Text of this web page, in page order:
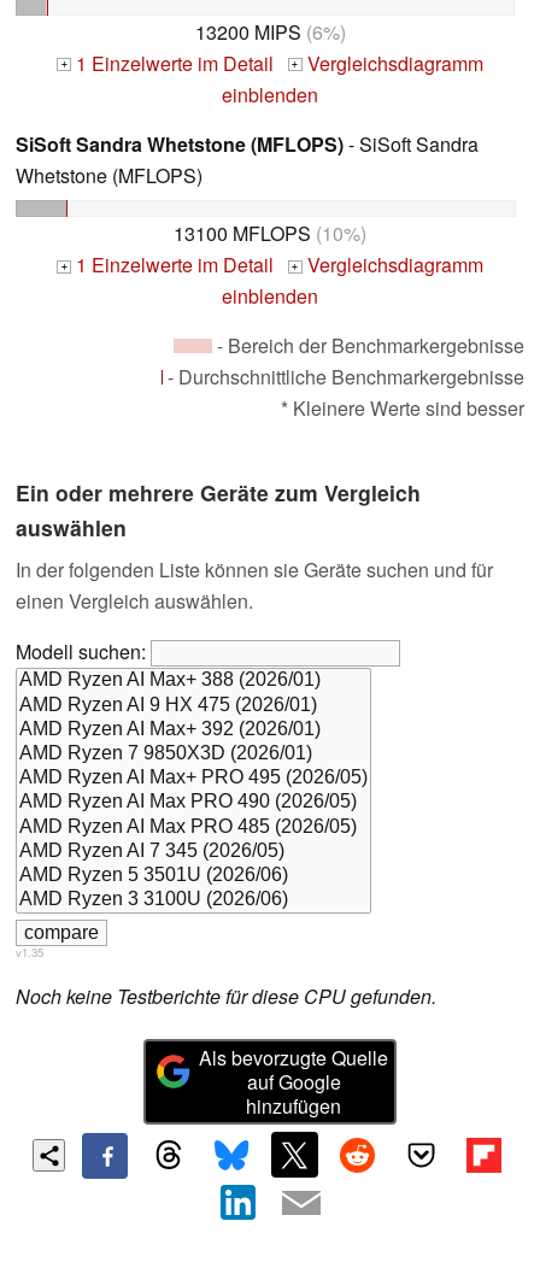
13200 MIPS (6%)
+ 1 Einzelwerte im Detail + Vergleichsdiagramm
einblenden
SiSoft Sandra Whetstone (MFLOPS)- SiSoft Sandra
Whetstone (MFLOPS)
13100 MFLOPS (10%)
+ 1 Einzelwerte im Detail + Vergleichsdiagramm
einblenden
- Bereich der Benchmarkergebnisse
- Durchschnittliche Benchmarkergebnisse
* Kleinere Werte sind besser
Ein oder mehrere Geräte zum Vergleich
auswählen
In der folgenden Liste können sie Geräte suchen und für
einen Vergleich auswählen.
Modell suchen:
v1.35
Noch keine Testberichte für diese CPU gefunden.
Als bevorzugte Quelle
auf Google
hinzufügen